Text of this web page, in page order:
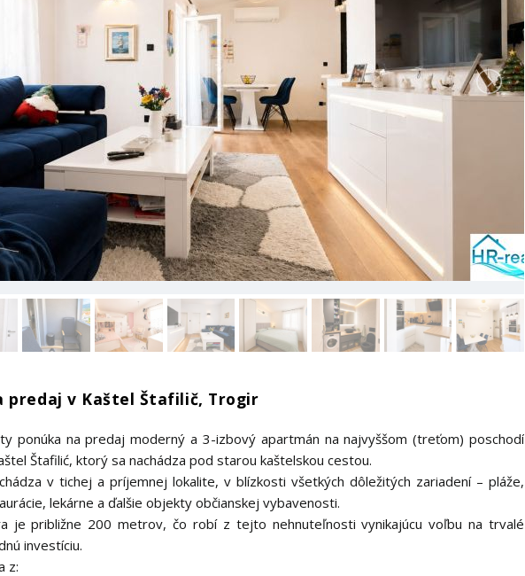
predaj v Kaštel Štafilič, Trogir
ponúka na predaj moderný a 3-izbový apartmán na najvyššom (treťom) poschodí
Štafilić, ktorý sa nachádza pod starou kaštelskou cestou.
v tichej a príjemnej lokalite, v blízkosti všetkých dôležitých zariadení – pláže,
lekárne a ďalšie objekty občianskej vybavenosti.
je približne 200 metrov, čo robí z tejto nehnuteľnosti vynikajúcu voľbu na trvalé
investíciu.
z: